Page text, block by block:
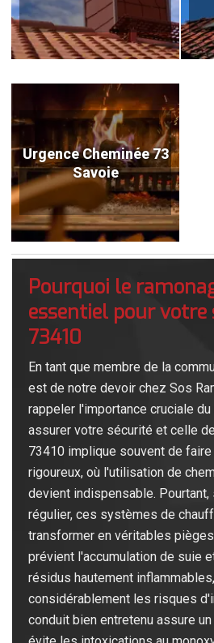
Urgence Cheminée 73
Savoie
Pourquoi le
essentiel pour votre
73410
En tant que membre de la
est de notre devoir chez Sos
rappeler l'importance cruciale du
assurer votre sécurité et celle
73410 implique souvent de
rigoureux, où l'utilisation de
devient indispensable. Pourtant,
régulier, ces systèmes de
transformer en véritables
prévient l'accumulation de suie
résidus hautement
considérablement les risques
conduit bien entretenu assure